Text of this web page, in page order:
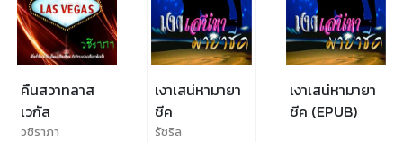
คืนสวาทลาส
เวกัส
วชิราภา
เงาเสน่หามายา
ชีค
รัชริล
เงาเสน่หามายา
ชีค (EPUB)